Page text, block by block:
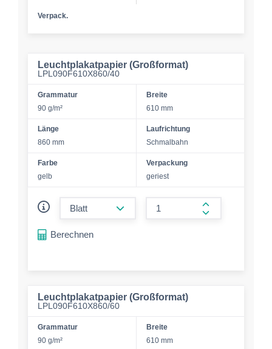
Verpack.
Leuchtplakatpapier (Großformat)
LPL090F610X860/40
Grammatur
90 g/m²
Breite
610 mm
Länge
860 mm
Laufrichtung
Schmalbahn
Farbe
gelb
Verpackung
geriest
form.increase-
Berechnen
Leuchtplakatpapier (Großformat)
LPL090F610X860/60
Grammatur
90 g/m²
Breite
610 mm